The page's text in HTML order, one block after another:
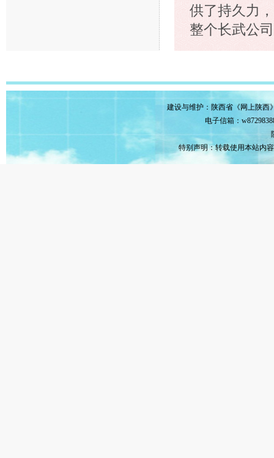
供了持久力
整个长武公
建设与维护：陕西省《网上陕
电子信箱：
特别声明：转载使用本站内